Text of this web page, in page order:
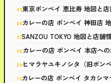
東京ボンベイ 恵比寿 地図と
カレーの店 ボンベイ 神田店
SANZOU TOKYO 地図と店舗
カレーの店 ボンベイ 本店へ
ヒマラヤユキノシタ（旧ボン
カレーの店 ボンベイ タカシ